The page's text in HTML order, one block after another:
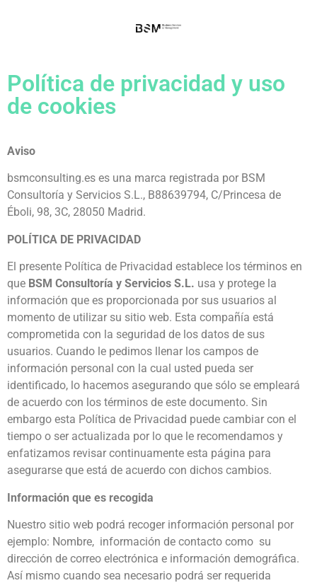
Política de privacidad y uso
de cookies
Aviso
bsmconsulting.es es una marca registrada por BSM
Consultoría y Servicios S.L., B88639794, C/Princesa de
Éboli, 98, 3C, 28050 Madrid.
POLÍTICA DE PRIVACIDAD
El presente Política de Privacidad establece los términos en
que BSM Consultoría y Servicios S.L. usa y protege la
información que es proporcionada por sus usuarios al
momento de utilizar su sitio web. Esta compañía está
comprometida con la seguridad de los datos de sus
usuarios. Cuando le pedimos llenar los campos de
información personal con la cual usted pueda ser
identificado, lo hacemos asegurando que sólo se empleará
de acuerdo con los términos de este documento. Sin
embargo esta Política de Privacidad puede cambiar con el
tiempo o ser actualizada por lo que le recomendamos y
enfatizamos revisar continuamente esta página para
asegurarse que está de acuerdo con dichos cambios.
Información que es recogida
Nuestro sitio web podrá recoger información personal por
ejemplo: Nombre, información de contacto como su
dirección de correo electrónica e información demográfica.
Así mismo cuando sea necesario podrá ser requerida